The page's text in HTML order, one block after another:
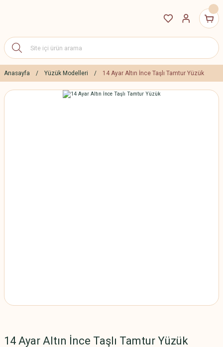
Anasayfa Yüzük Modelleri 14 Ayar Altın İnce Taşlı Tamtur Yüzük
14 Ayar Altın İnce Taşlı Tamtur Yüzük